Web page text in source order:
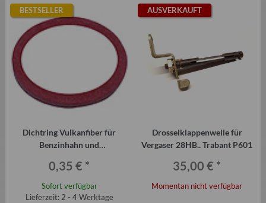
BESTSELLER
Dichtring Vulkanfiber für
Benzinhahn und
P601
0,35 € *
Sofort verfügbar
Lieferzeit: 2 - 4 Werktage
AUSVERKAUFT
Drosselklappenwelle für
Vergaser 28HB.. Trabant P601
35,00 € *
Momentan nicht verfügbar